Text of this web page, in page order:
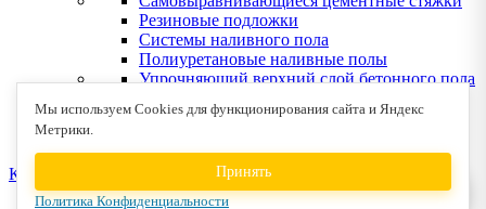
Резиновые подложки
Системы наливного пола
Полиуретановые наливные полы
Упрочняющий верхний слой бетонного пола
Клея для деревянных полов
КОНТАКТЫ
Мы используем Cookies для функционирования сайта и Яндекс
Метрики.
Принять
Политика Конфиденциальности